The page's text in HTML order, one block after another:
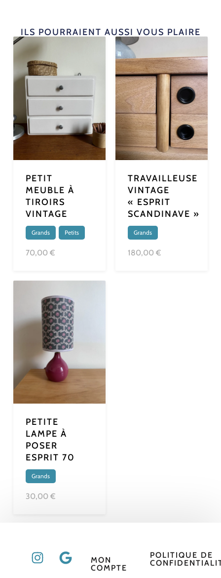
ILS POURRAIENT AUSSI VOUS PLAIRE
PETIT
MEUBLE À
TIROIRS
VINTAGE
Grands Petits
70,00 €
TRAVAILLEUSE
VINTAGE
« ESPRIT
SCANDINAVE »
Grands
180,00 €
PETITE
LAMPE À
POSER
ESPRIT 70
Grands
30,00 €
MON
COMPTE
POLITIQUE DE